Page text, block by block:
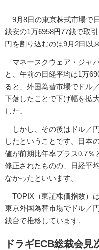
9月8日の東京株式市場で
銭安の1万6958円77銭で取
円を割り込むのは9月2日以
マネースクウェア・ジャ
と、午前の日経平均は1万
ると、外国為替市場でドル
下落したことで下げ幅を拡
した。
しかし、その後はドル／
したということです。日本
値が前期比年率プラス0.7％
修正されたものの、日経平
なかったといいます。
TOPIX（東証株価指数）は
東京外国為替市場でドル／
銭台で推移しています。
ドラギECB総裁会